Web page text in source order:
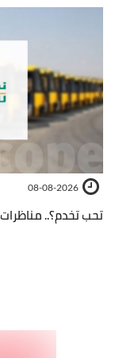
08-08-2026
تحب تخدم؟..